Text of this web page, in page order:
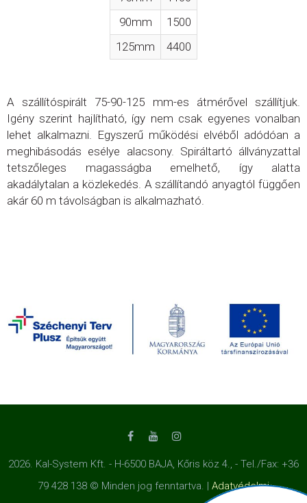
90mm
1500
125mm
4400
A szállítóspirált 75-90-125 mm-es átmérővel szállítjuk.
Igény szerint hajlítható, így nem csak egyenes vonalban
lehet alkalmazni. Egyszerű működési elvéből adódóan a
meghibásodás esélye alacsony. Spiráltartó állványzattal
tetszőleges magasságba emelhető, így alatta
akadálytalan a közlekedés. A szállítandó anyagtól függően
akár 60 m távolságban is alkalmazható.
2026. Kal-System Kft. - H-6500 BAJA, Kőris köz 4., - Tel./Fax: +36
79 428 138 © Minden jog fenntartva. | Adatvédelmi